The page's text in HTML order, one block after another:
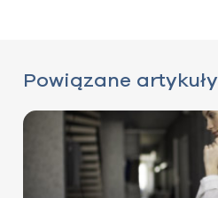
Powiązane artykuły